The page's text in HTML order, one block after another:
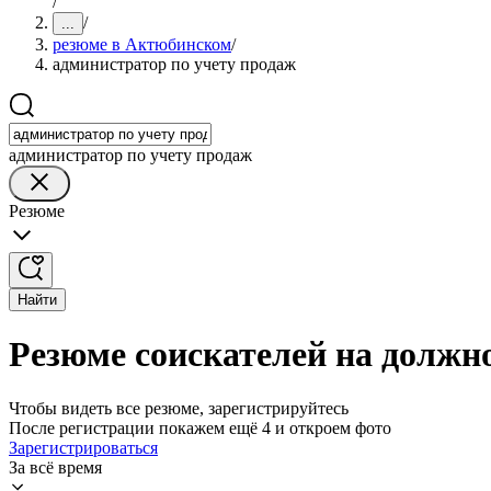
... /
резюме в Актюбинском/
администратор по учету продаж
администратор по учету продаж
Резюме
Найти
Резюме соискателей на
Чтобы видеть все резюме, зарегистрируйтесь
После регистрации покажем ещё 4 и откроем фото
Зарегистрироваться
За всё время